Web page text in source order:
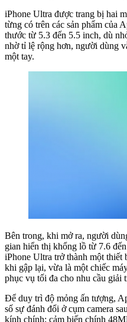
iPhone Ultra được trang bị hai
từng có trên các sản phẩm của
thước từ 5.3 đến 5.5 inch, dù
nhờ tỉ lệ rộng hơn, người dùng
một tay.
Bên trong, khi mở ra, người
gian hiển thị khổng lồ từ 7.6
iPhone Ultra trở thành một thiết
khi gập lại, vừa là một chiếc
phục vụ tối đa cho nhu cầu giải
Để duy trì độ mỏng ấn tượng,
số sự đánh đổi ở cụm camera
kính chính: cảm biến chính